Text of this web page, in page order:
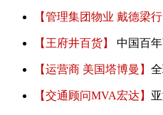
【管理集团物业 戴德梁行
【王府井百货】 中国百
【运营商 美国塔博曼】
【交通顾问MVA宏达】